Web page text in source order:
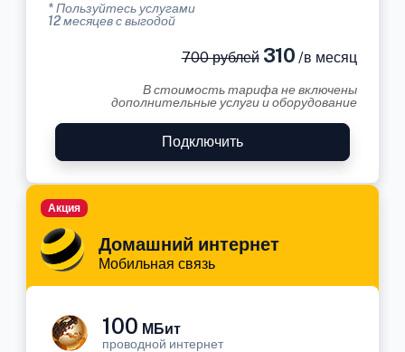
* Пользуйтесь услугами
12 месяцев с выгодой
700 рублей310 /в месяц
В стоимость тарифа не включены
дополнительные услуги и оборудование
Подключить
Домашний интернет
Мобильная связь
Акция
100 МБит
проводной интернет